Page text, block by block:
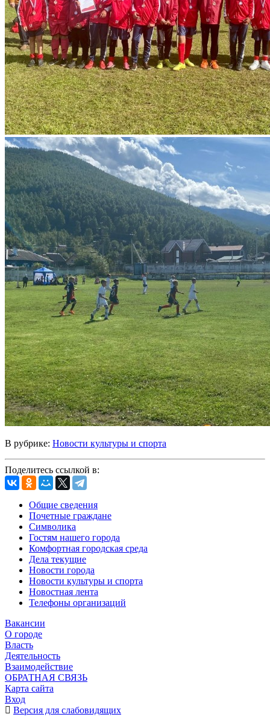
В рубрике: Новости культуры и спорта
Поделитесь ссылкой в:
Общие сведения
Почетные граждане
Символика
Гостям нашего города
Комфортная городская среда
Дела текущие
Новости города
Новости культуры и спорта
Новостная лента
Телефоны организаций
Вакансии
О городе
Власть
Деятельность
Взаимодействие
ОБРАТНАЯ СВЯЗЬ
Карта сайта
Вход
Версия для слабовидящих